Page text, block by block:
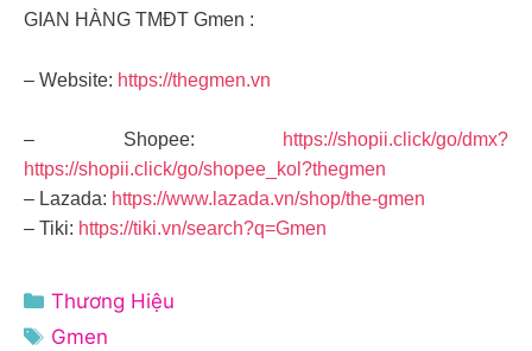
GIAN HÀNG TMĐT Gmen :
– Website: https://thegmen.vn
– Shopee:
https://shopii.click/go/dmx?
https://shopii.click/go/shopee_kol?thegmen
– Lazada: https://www.lazada.vn/shop/the-gmen
– Tiki: https://tiki.vn/search?q=Gmen
Danh
mục
Thương Hiệu
Thẻ
Gmen